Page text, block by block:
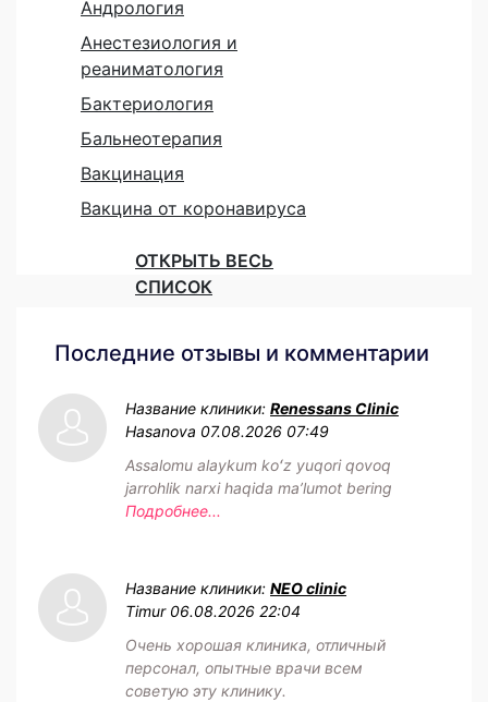
Андрология
Анестезиология и
реаниматология
Бактериология
Бальнеотерапия
Вакцинация
Вакцина от коронавируса
ОТКРЫТЬ ВЕСЬ
СПИСОК
Последние отзывы и комментарии
Название клиники: Renessans Clinic
Hasanova 07.08.2026 07:49
Assalomu alaykum koʻz yuqori qovoq
jarrohlik narxi haqida maʼlumot bering
Подробнее...
Название клиники: NEO clinic
Timur 06.08.2026 22:04
Очень хорошая клиника, отличный
персонал, опытные врачи всем
советую эту клинику.